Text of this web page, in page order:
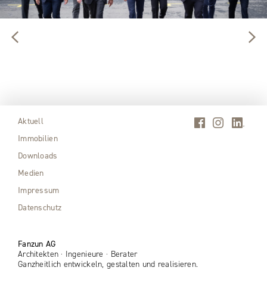
Aktuell
Immobilien
Downloads
Medien
Impressum
Datenschutz
Fanzun AG
Architekten · Ingenieure · Berater
Ganzheitlich entwickeln, gestalten und realisieren.